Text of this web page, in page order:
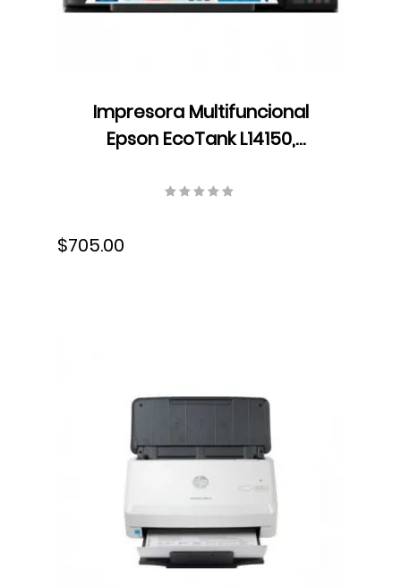
Impresora Multifuncional
Epson EcoTank L14150,
1200 dpi, Dúplex, USB, Wifi,
ppm, Bandeja 250 hojas,
$705.00